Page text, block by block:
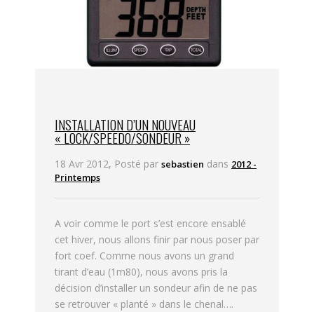
INSTALLATION D’UN NOUVEAU
« LOCK/SPEEDO/SONDEUR »
18 Avr 2012, Posté par sebastien dans 2012 -
Printemps
A voir comme le port s’est encore ensablé
cet hiver, nous allons finir par nous poser par
fort coef. Comme nous avons un grand
tirant d’eau (1m80), nous avons pris la
décision d’installer un sondeur afin de ne pas
se retrouver « planté » dans le chenal….